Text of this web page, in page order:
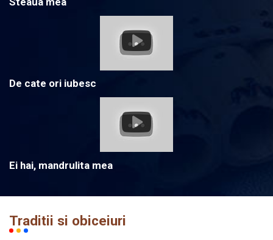
De cate ori iubesc
Ei hai, mandrulita mea
Traditii si obiceiuri